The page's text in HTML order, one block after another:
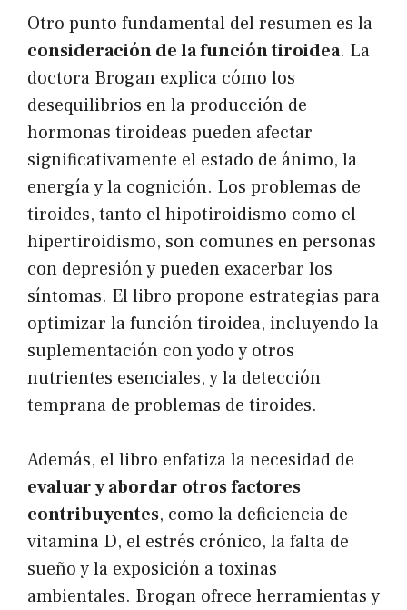
Otro punto fundamental del resumen es la
consideración de la función tiroidea. La
doctora Brogan explica cómo los
desequilibrios en la producción de
hormonas tiroideas pueden afectar
significativamente el estado de ánimo, la
energía y la cognición. Los problemas de
tiroides, tanto el hipotiroidismo como el
hipertiroidismo, son comunes en personas
con depresión y pueden exacerbar los
síntomas. El libro propone estrategias para
optimizar la función tiroidea, incluyendo la
suplementación con yodo y otros
nutrientes esenciales, y la detección
temprana de problemas de tiroides.
Además, el libro enfatiza la necesidad de
evaluar y abordar otros factores
contribuyentes, como la deficiencia de
vitamina D, el estrés crónico, la falta de
sueño y la exposición a toxinas
ambientales. Brogan ofrece herramientas y